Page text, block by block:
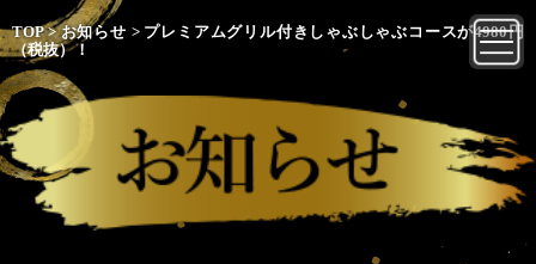
TOP>お知らせ > プレミアムグリル付きしゃぶしゃぶコースが4980円
（税抜）！